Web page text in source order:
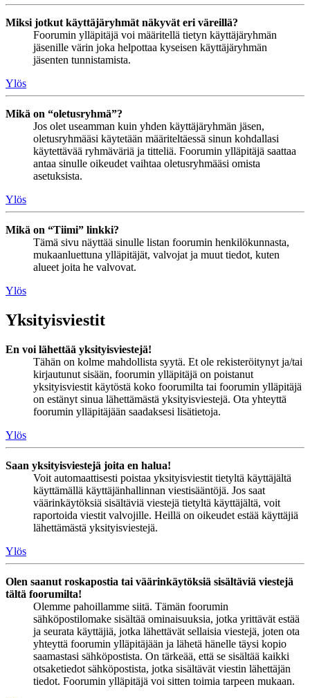
Miksi jotkut käyttäjäryhmät näkyvät eri väreillä?
Foorumin ylläpitäjä voi määritellä tietyn käyttäjäryhmän
jäsenille värin joka helpottaa kyseisen käyttäjäryhmän
jäsenten tunnistamista.
Ylös
Mikä on “oletusryhmä”?
Jos olet useamman kuin yhden käyttäjäryhmän jäsen,
oletusryhmääsi käytetään määriteltäessä sinun kohdallasi
käytettävää ryhmäväriä ja titteliä. Foorumin ylläpitäjä saattaa
antaa sinulle oikeudet vaihtaa oletusryhmääsi omista
asetuksista.
Ylös
Mikä on “Tiimi” linkki?
Tämä sivu näyttää sinulle listan foorumin henkilökunnasta,
mukaanluettuna ylläpitäjät, valvojat ja muut tiedot, kuten
alueet joita he valvovat.
Ylös
Yksityisviestit
En voi lähettää yksityisviestejä!
Tähän on kolme mahdollista syytä. Et ole rekisteröitynyt ja/tai
kirjautunut sisään, foorumin ylläpitäjä on poistanut
yksityisviestit käytöstä koko foorumilta tai foorumin ylläpitäjä
on estänyt sinua lähettämästä yksityisviestejä. Ota yhteyttä
foorumin ylläpitäjään saadaksesi lisätietoja.
Ylös
Saan yksityisviestejä joita en halua!
Voit automaattisesti poistaa yksityisviestit tietyltä käyttäjältä
käyttämällä käyttäjänhallinnan viestisääntöjä. Jos saat
väärinkäytöksiä sisältäviä viestejä tietyltä käyttäjältä, voit
raportoida viestit valvojille. Heillä on oikeudet estää käyttäjiä
lähettämästä yksityisviestejä.
Ylös
Olen saanut roskapostia tai väärinkäytöksiä sisältäviä viestejä
tältä foorumilta!
Olemme pahoillamme siitä. Tämän foorumin
sähköpostilomake sisältää ominaisuuksia, jotka yrittävät estää
ja seurata käyttäjiä, jotka lähettävät sellaisia viestejä, joten ota
yhteyttä foorumin ylläpitäjään ja lähetä hänelle täysi kopio
saamastasi sähköpostista. On tärkeää, että se sisältää kaikki
otsaketiedot sähköpostista, jotka sisältävät viestin lähettäjän
tiedot. Foorumin ylläpitäjä voi sitten toimia tarpeen mukaan.